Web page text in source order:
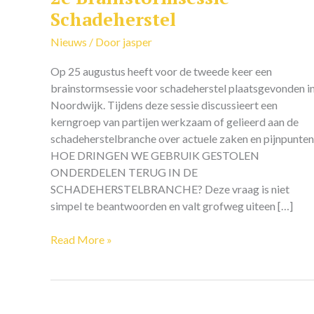
Schadeherstel
Nieuws / Door jasper
Op 25 augustus heeft voor de tweede keer een
brainstormsessie voor schadeherstel plaatsgevonden
Noordwijk. Tijdens deze sessie discussieert een
kerngroep van partijen werkzaam of gelieerd aan de
schadeherstelbranche over actuele zaken en
HOE DRINGEN WE GEBRUIK GESTOLEN
ONDERDELEN TERUG IN DE
SCHADEHERSTELBRANCHE? Deze vraag is niet
simpel te beantwoorden en valt grofweg uiteen […]
Brainstormsessie
Schadeherstel
Read More »